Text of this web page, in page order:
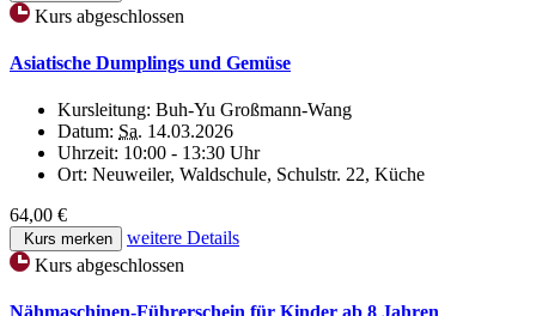
Kurs abgeschlossen
Asiatische Dumplings und Gemüse
Kursleitung: Buh-Yu Großmann-Wang
Datum: Sa. 14.03.2026
Uhrzeit: 10:00 - 13:30 Uhr
Ort: Neuweiler, Waldschule, Schulstr. 22, Küche
64,00 €
Kurs merken
weitere Details
Kurs abgeschlossen